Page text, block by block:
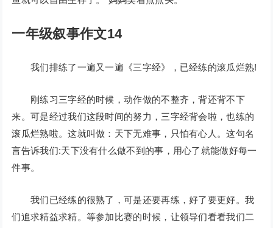
一年级叙事作文14
我们排练了一遍又一遍《三字经》，已经练的滚瓜烂熟!
刚练习三字经的时候，动作做的不整齐，背还背不下
来。可是经过我们这段时间的努力，三字经背会啦，也练的
滚瓜烂熟啦。这就叫做：天下无难事，只怕有心人。这句名
言告诉我们:天下没有什么做不到的事，用心了就能做好每一
件事。
我们已经练的很熟了，可是还要再练，好了要更好。我
们追求精益求精。等参加比赛的时候，让领导们看看我们二